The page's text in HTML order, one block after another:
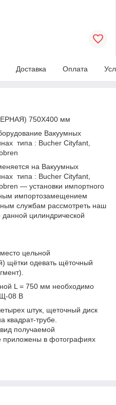
Доставка Оплата
750Х400 мм
Вакуумных
типа : Bucher Cityfant,
на Вакуумных
типа : Bucher Cityfant,
— установки импортного
импортозамещением
службам рассмотреть наш
цилиндрической
цельной
щётки одевать щёточный
L = 750 мм необходимо
08 В
штук, щеточный диск
квадрат-трубе.
получаемой
приложены в фотографиях